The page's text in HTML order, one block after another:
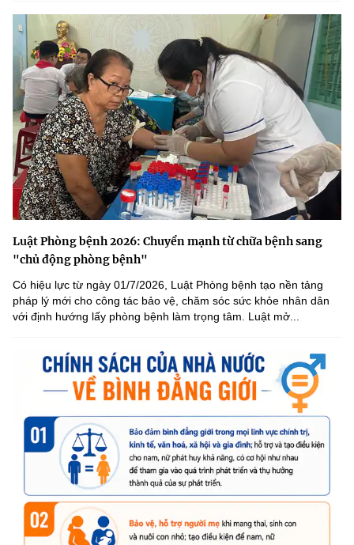
Luật Phòng bệnh 2026: Chuyển mạnh từ chữa bệnh sang
"chủ động phòng bệnh"
Có hiệu lực từ ngày 01/7/2026, Luật Phòng bệnh tạo nền tảng
pháp lý mới cho công tác bảo vệ, chăm sóc sức khỏe nhân dân
với định hướng lấy phòng bệnh làm trọng tâm. Luật mở...